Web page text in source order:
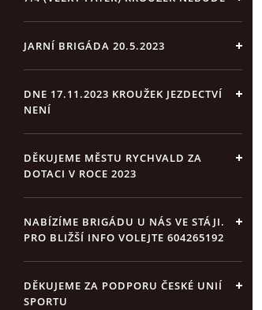
JARNÍ BRIGÁDA 20.5.2023
DNE 17.11.2023 KROUŽEK JEZDECTVÍ
NENÍ
DĚKUJEME MĚSTU RYCHVALD ZA
DOTACI V ROCE 2023
NABÍZÍME BRIGÁDU U NÁS VE STÁJI.
PRO BLIŽŠÍ INFO VOLEJTE 604265192
DĚKUJEME ZA PODPORU ČESKÉ UNIÍ
SPORTU